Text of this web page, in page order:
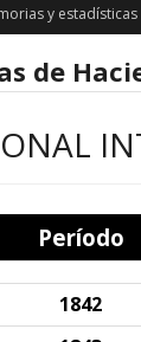
y estadísticas
de
Período
1842